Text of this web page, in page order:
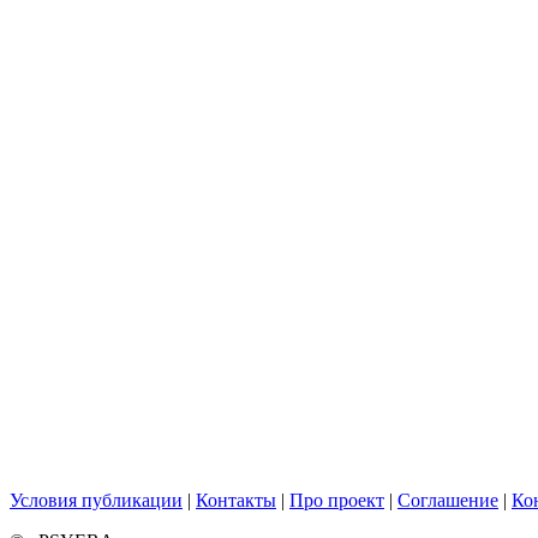
Условия публикации | Контакты | Про проект | Соглашение |